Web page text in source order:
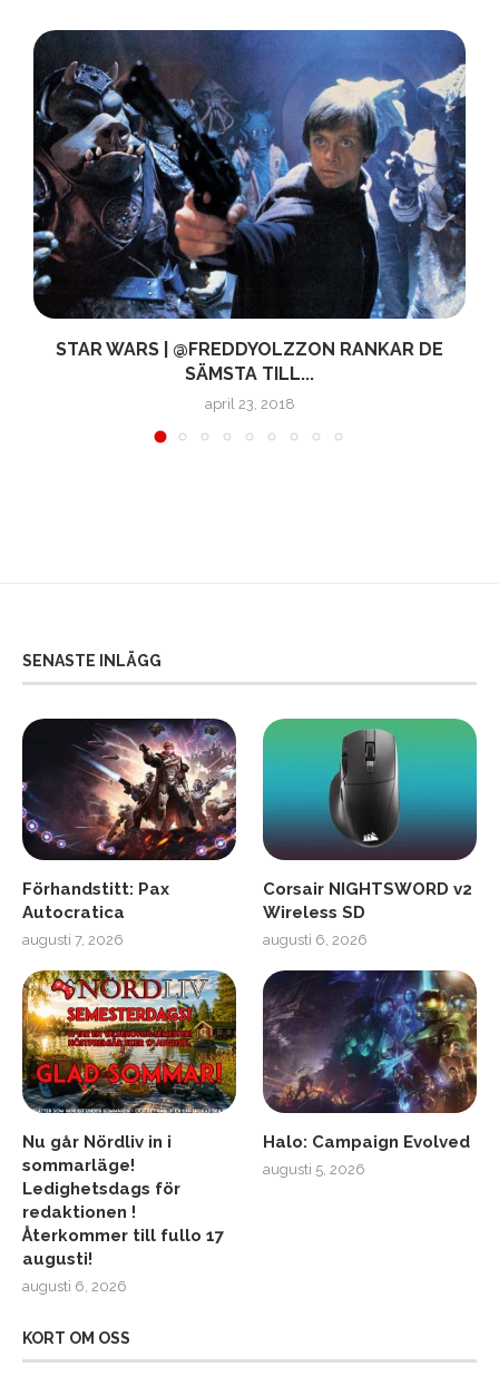
STAR WARS | @FREDDYOLZZON RANKAR DE
SÄMSTA TILL...
april 23, 2018
SENASTE INLÄGG
Förhandstitt: Pax
Autocratica
augusti 7, 2026
Corsair NIGHTSWORD v2
Wireless SD
augusti 6, 2026
Nu går Nördliv in i
sommarläge!
Ledighetsdags för
redaktionen !
Återkommer till fullo 17
augusti!
augusti 6, 2026
Halo: Campaign Evolved
augusti 5, 2026
KORT OM OSS